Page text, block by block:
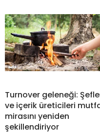
Turnover geleneği:
ve içerik üreticileri
mirasını yeniden
şekillendiriyor